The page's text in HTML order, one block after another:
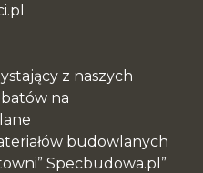
z naszych
na
budowlanych
Specbudowa.pl”